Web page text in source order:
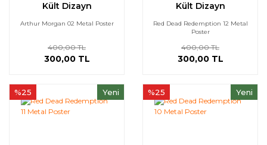
Kült Dizayn
Arthur Morgan 02 Metal Poster
400,00 TL
300,00 TL
Kült Dizayn
Red Dead Redemption 12 Metal
Poster
400,00 TL
300,00 TL
Yeni
%25 Yeni
%25